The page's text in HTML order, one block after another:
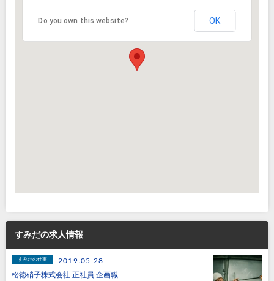
Do you own this website? OK
すみだの求人情報
すみだの仕事
2019.05.28
松徳硝子株式会社 正社員 企画職